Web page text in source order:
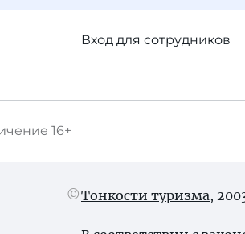
Вход для сотрудников
16+
Тонкости туризма,